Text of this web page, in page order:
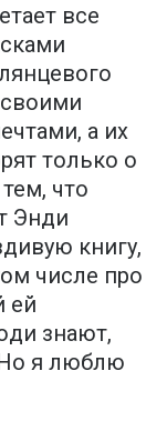
все
а их
только о
что
Энди
книгу,
числе про
ей
знают,
Но я люблю